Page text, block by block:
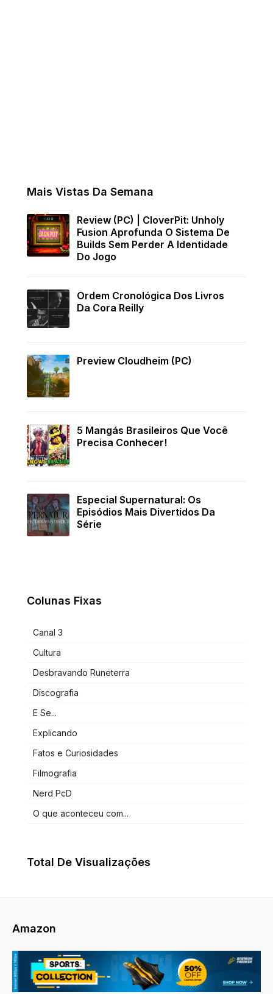
Mais Vistas Da Semana
Review (PC) | CloverPit: Unholy
Fusion Aprofunda O Sistema De
Builds Sem Perder A Identidade
Do Jogo
Ordem Cronológica Dos Livros
Da Cora Reilly
Preview Cloudheim (PC)
5 Mangás Brasileiros Que Você
Precisa Conhecer!
Especial Supernatural: Os
Episódios Mais Divertidos Da
Série
Colunas Fixas
Canal 3
Cultura
Desbravando Runeterra
Discografia
E Se...
Explicando
Fatos e Curiosidades
Filmografia
Nerd PcD
O que aconteceu com...
Total De Visualizações
Amazon